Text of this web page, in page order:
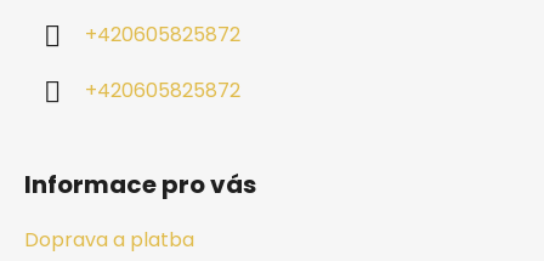
+420605825872
+420605825872
Informace pro vás
Doprava a platba